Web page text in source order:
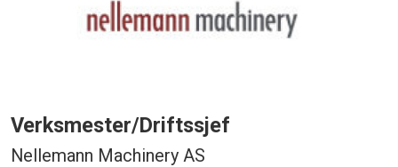
Verksmester/Driftssjef
Nellemann Machinery AS